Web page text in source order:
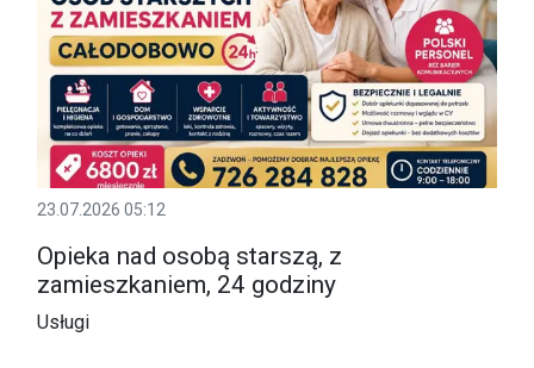
23.07.2026 05:12
Opieka nad osobą starszą, z
zamieszkaniem, 24 godziny
Usługi